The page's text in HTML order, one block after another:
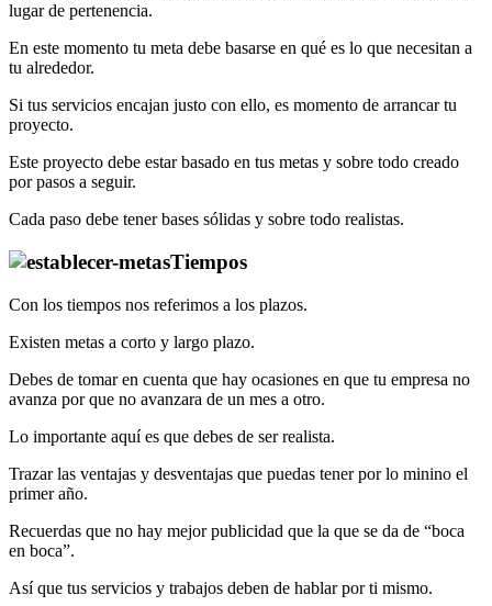
lugar de pertenencia.
En este momento tu meta debe basarse en qué es lo que necesitan a
tu alrededor.
Si tus servicios encajan justo con ello, es momento de arrancar tu
proyecto.
Este proyecto debe estar basado en tus metas y sobre todo creado
por pasos a seguir.
Cada paso debe tener bases sólidas y sobre todo realistas.
Tiempos
Con los tiempos nos referimos a los plazos.
Existen metas a corto y largo plazo.
Debes de tomar en cuenta que hay ocasiones en que tu empresa no
avanza por que no avanzara de un mes a otro.
Lo importante aquí es que debes de ser realista.
Trazar las ventajas y desventajas que puedas tener por lo minino el
primer año.
Recuerdas que no hay mejor publicidad que la que se da de “boca
en boca”.
Así que tus servicios y trabajos deben de hablar por ti mismo.